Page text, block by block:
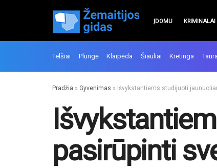
ĮDOMU KRIMINALAI
Telšiai Plungė Klaipėda Šiauliai Kretinga
Pradžia » Gyvenimas » Išvykstantiems studijuoti
pasirūpinti